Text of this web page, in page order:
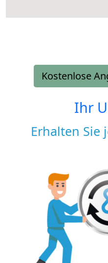
Kostenlose
Ihr
Erhalten Sie